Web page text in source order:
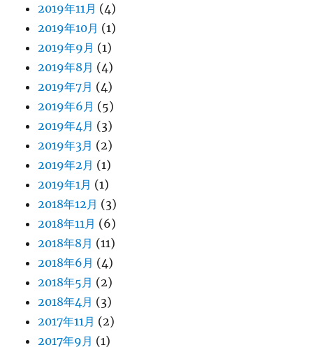
2019年11月 (4)
2019年10月 (1)
2019年9月 (1)
2019年8月 (4)
2019年7月 (4)
2019年6月 (5)
2019年4月 (3)
2019年3月 (2)
2019年2月 (1)
2019年1月 (1)
2018年12月 (3)
2018年11月 (6)
2018年8月 (11)
2018年6月 (4)
2018年5月 (2)
2018年4月 (3)
2017年11月 (2)
2017年9月 (1)